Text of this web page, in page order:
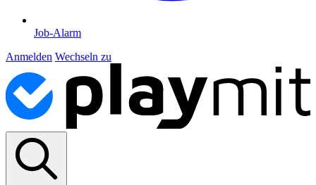
Job-Alarm
Anmelden Wechseln zu